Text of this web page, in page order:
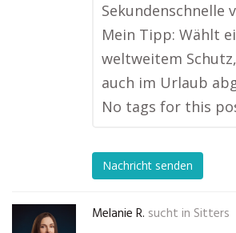
Sekundenschnelle
Mein Tipp: Wählt
weltweitem
auch im Urlaub
No tags for this
Nachricht senden
Melanie R. sucht in Sitters